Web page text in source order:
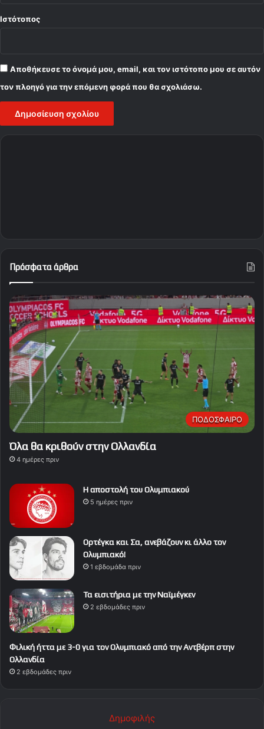
Ιστότοπος
Αποθήκευσε το όνομά μου, email, και τον ιστότοπο μου σε αυτόν
τον πλοηγό για την επόμενη φορά που θα σχολιάσω.
Πρόσφατα άρθρα
ΠΟΔΟΣΦΑΙΡΟ
Όλα θα κριθούν στην Ολλανδία
4 ημέρες πριν
Η αποστολή του Ολυμπιακού
5 ημέρες πριν
Ορτέγκα και Σα, ανεβάζουν κι άλλο τον
Ολυμπιακό!
1 εβδομάδα πριν
Τα εισιτήρια με την Ναϊμέγκεν
2 εβδομάδες πριν
Φιλική ήττα με 3-0 για τον Ολυμπιακό από την Αντβέρπ στην
Ολλανδία
2 εβδομάδες πριν
Δημοφιλής